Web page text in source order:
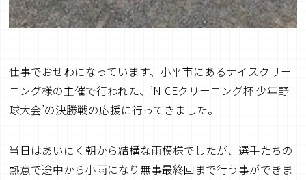
仕事でおせわになっています、小平市にあるナイスクリー
ニング様の主催で行われた、’NICEクリーニング杯 少年野
球大会’の決勝戦の応援に行ってきました。
当日はあいにく朝から結構な雨模様でしたが、選手たちの
熱意で途中から小雨になり無事最終回まで行う事ができま